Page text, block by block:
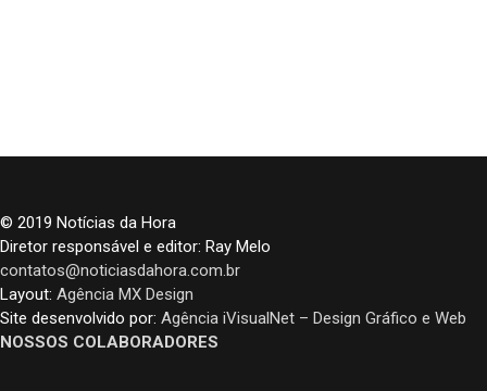
© 2019 Notícias da Hora
Diretor responsável e editor: Ray Melo
contatos@noticiasdahora.com.br
Layout: Agência MX Design
Site desenvolvido por: Agência iVisualNet – Design Gráfico e Web
NOSSOS COLABORADORES